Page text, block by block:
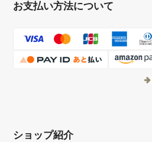
お支払い方法について
ショップ紹介